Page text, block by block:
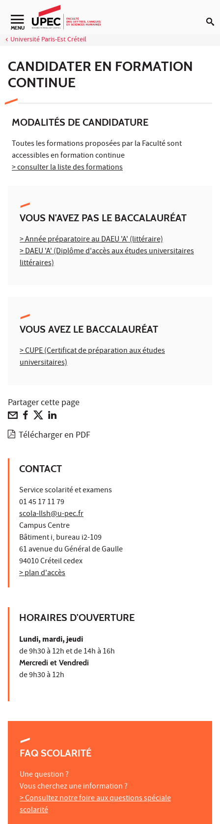
Aller au contenu
Navigation secondaire
MENU
Université Paris-Est Créteil
CANDIDATER EN FORMATION
CONTINUE
MODALITÉS DE CANDIDATURE
Toutes les formations proposées par la Faculté sont
accessibles en formation continue
> consulter la liste des formations
VOUS N'AVEZ PAS LE BACCALAURÉAT
> Année préparatoire au DAEU 'A' (littéraire)
> DAEU 'A' (Diplôme d'accès aux études universitaires
littéraires)
VOUS AVEZ LE BACCALAURÉAT
> CUPE (Certificat de préparation aux études
universitaires)
Partager cette page
Télécharger en PDF
CONTACT
Service scolarité et examens
01 45 17 11 79
scola-llsh@u-pec.fr
Campus Centre
Bâtiment i, bureau i2-109
61 avenue du Général de Gaulle
94010 Créteil cedex
> plan d'accès
HORAIRES D'OUVERTURE
Lundi, mardi, jeudi
de 9h30 à 12h et de 14h à 16h
Mercredi et Vendredi
de 9h30 à 12h
FAQ SCOLARITÉ
Une question ?
Vous cherchez une information ?
> Consultez notre foire aux questions spéciale
scolarité